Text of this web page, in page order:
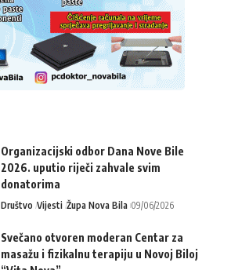
Organizacijski odbor Dana Nove Bile
2026. uputio riječi zahvale svim
donatorima
Društvo Vijesti Župa Nova Bila 09/06/2026
Svečano otvoren moderan Centar za
masažu i fizikalnu terapiju u Novoj Biloj